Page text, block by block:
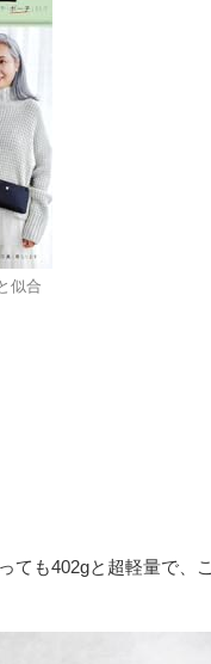
似合
ても402gと超軽量で、こ